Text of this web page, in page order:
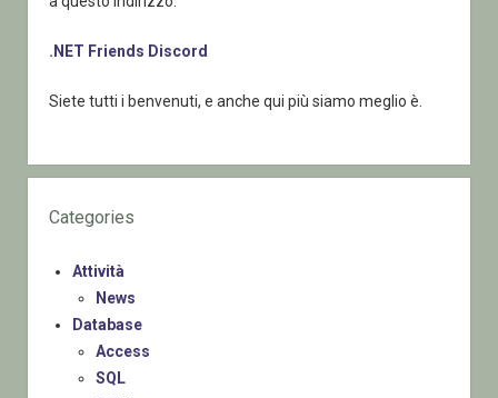
.NET Friends Discord
Siete tutti i benvenuti, e anche qui più siamo meglio è.
Categories
Attività
News
Database
Access
SQL